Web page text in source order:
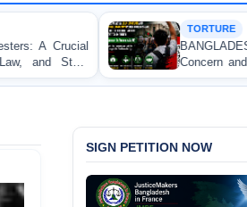
BANGLADESH ALERT: JMFB
Concern and Strongly Condemns Police
on Peaceful College Student Protesters in
SIGN PETITION NOW